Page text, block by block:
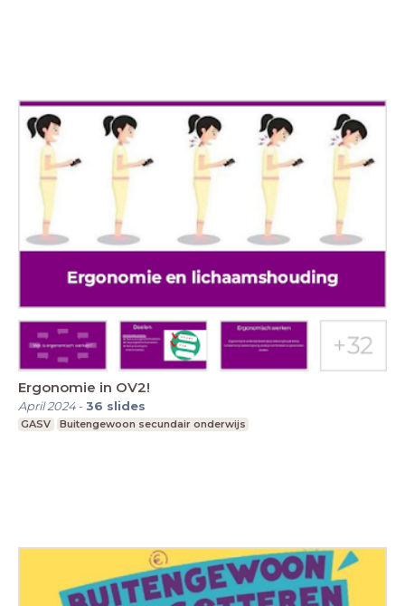
Ergonomie in OV2!
April 2024-36 slides
GASV Buitengewoon secundair onderwijs